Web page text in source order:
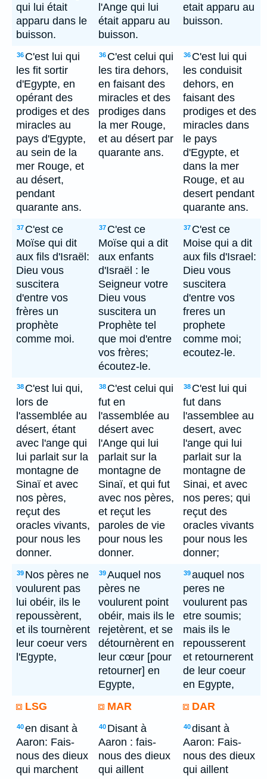
qui lui était
apparu dans le
buisson.
l'Ange qui lui
était apparu au
buisson.
etait apparu au
buisson.
36 C'est lui qui
les fit sortir
d'Egypte, en
opérant des
prodiges et des
miracles au
pays d'Egypte,
au sein de la
mer Rouge, et
au désert,
pendant
quarante ans.
36 C'est celui qui
les tira dehors,
en faisant des
miracles et des
prodiges dans
la mer Rouge,
et au désert par
quarante ans.
36 C'est lui qui
les conduisit
dehors, en
faisant des
prodiges et des
miracles dans
le pays
d'Egypte, et
dans la mer
Rouge, et au
desert pendant
quarante ans.
37 C'est ce
Moïse qui dit
aux fils d'Israël:
Dieu vous
suscitera
d'entre vos
frères un
prophète
comme moi.
37 C'est ce
Moïse qui a dit
aux enfants
d'Israël : le
Seigneur votre
Dieu vous
suscitera un
Prophète tel
que moi d'entre
vos frères;
écoutez-le.
37 C'est ce
Moise qui a dit
aux fils d'Israel:
Dieu vous
suscitera
d'entre vos
freres un
prophete
comme moi;
ecoutez-le.
38 C'est lui qui,
lors de
l'assemblée au
désert, étant
avec l'ange qui
lui parlait sur la
montagne de
Sinaï et avec
nos pères,
reçut des
oracles vivants,
pour nous les
donner.
38 C'est celui qui
fut en
l'assemblée au
désert avec
l'Ange qui lui
parlait sur la
montagne de
Sinaï, et qui fut
avec nos pères,
et reçut les
paroles de vie
pour nous les
donner.
38 C'est lui qui
fut dans
l'assemblee au
desert, avec
l'ange qui lui
parlait sur la
montagne de
Sinai, et avec
nos peres; qui
reçut des
oracles vivants
pour nous les
donner;
39 Nos pères ne
voulurent pas
lui obéir, ils le
repoussèrent,
et ils tournèrent
leur coeur vers
l'Egypte,
39Auquel nos
pères ne
voulurent point
obéir, mais ils le
rejetèrent, et se
détournèrent en
leur cœur [pour
retourner] en
Egypte,
39auquel nos
peres ne
voulurent pas
etre soumis;
mais ils le
repousserent
et retournerent
de leur coeur
en Egypte,
LSG
MAR DAR
40en disant à
Aaron: Fais-
nous des dieux
qui marchent
40 Disant à
Aaron : fais-
nous des dieux
qui aillent
40disant à
Aaron: Fais-
nous des dieux
qui aillent